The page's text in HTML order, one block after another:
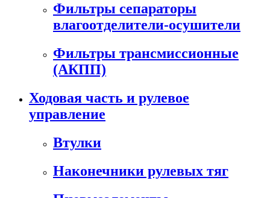
Фильтры сепараторы
влагоотделители-осушители
Фильтры трансмиссионные
(АКПП)
Ходовая часть и рулевое
управление
Втулки
Наконечники рулевых тяг